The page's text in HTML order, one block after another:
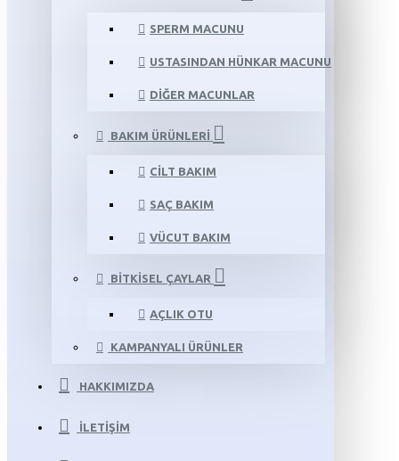
SPERM MACUNU
USTASINDAN HÜNKAR MACUNU
DIĞER MACUNLAR
BAKIM ÜRÜNLERI
CILT BAKIM
SAÇ BAKIM
VÜCUT BAKIM
BITKISEL ÇAYLAR
AÇLIK OTU
KAMPANYALI ÜRÜNLER
HAKKIMIZDA
İLETIŞIM